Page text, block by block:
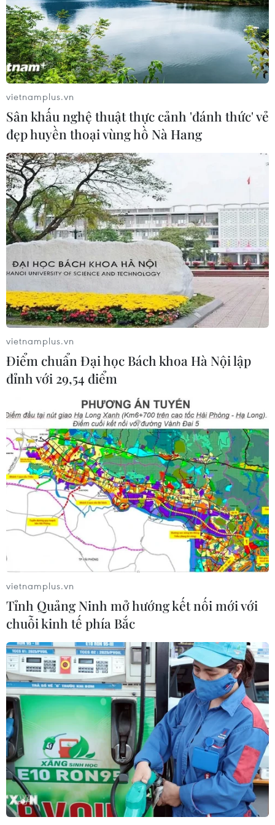
06/08/2026 12:24
Thắt chặt tình hữu nghị sắt son giữa
các cựu chuyên gia quân sự Nga với
Việt Nam
06/08/2026 06:23
Anh công bố kết quả điều tra ban
đầu vụ đâm dao ở trung tâm London
06/08/2026 06:00
Ba Lan thảo luận việc thành lập căn
cứ quân sự thường trực với Mỹ
06/08/2026 00:06
Liên hợp quốc: Xung đột Ukraine trải
qua tháng đẫm máu nhất
05/08/2026 23:47
Đức điều tra vụ UAV gắn thuốc nổ
xuất hiện tại sân bay
05/08/2026 23:43
Bất ổn địa chính trị kìm hãm tăng
trưởng Eurozone
05/08/2026 22:59
CƠ QUAN CHỦ QUẢN: THÔNG TẤN XÃ VIỆT NAM
Tổng Biên tập: TRẦN TIẾN DUẨN
Phó Tổng Biên tập: NGUYỄN THỊ TÁM, KHÚC THANH
THỦY
Sở hữu trí tuệ
Quy định sử dụng
RSS
Hỗ trợ
Ngôn ngữ
TTXVN
vietnamplus.vn
Sân khấu nghệ thuật thực cảnh 'đánh thức' vẻ
đẹp huyền thoại vùng hồ Nà Hang
vietnamplus.vn
Điểm chuẩn Đại học Bách khoa Hà Nội lập
đỉnh với 29,54 điểm
vietnamplus.vn
Tỉnh Quảng Ninh mở hướng kết nối mới với
chuỗi kinh tế phía Bắc